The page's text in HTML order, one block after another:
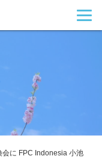
会に FPC Indonesia 小池